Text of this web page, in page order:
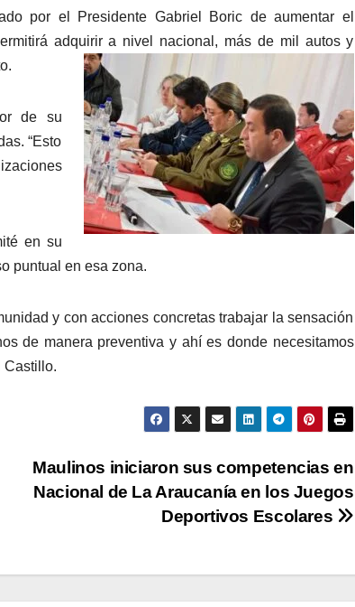
por el Presidente Gabriel Boric de aumentar el
adquirir a nivel nacional, más de mil autos y
de su
“Esto
en su
puntual en esa zona.
y con acciones concretas trabajar la sensación
de manera preventiva y ahí es donde necesitamos
Castillo.
Maulinos iniciaron sus competencias en
Nacional de La Araucanía en los Juegos
Deportivos Escolares